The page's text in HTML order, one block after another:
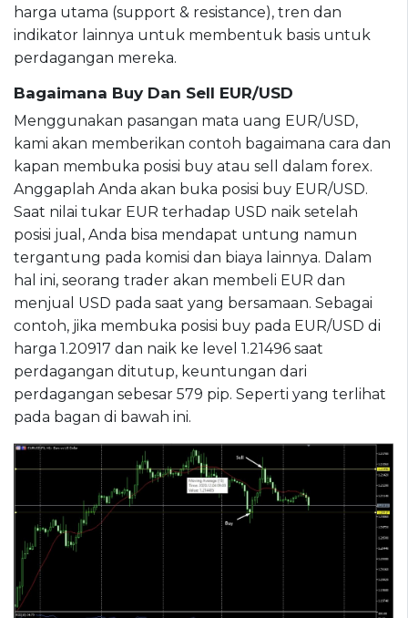
harga utama (support & resistance), tren dan
indikator lainnya untuk membentuk basis untuk
perdagangan mereka.
Bagaimana Buy Dan Sell EUR/USD
Menggunakan pasangan mata uang EUR/USD,
kami akan memberikan contoh bagaimana cara dan
kapan membuka posisi buy atau sell dalam forex.
Anggaplah Anda akan buka posisi buy EUR/USD.
Saat nilai tukar EUR terhadap USD naik setelah
posisi jual, Anda bisa mendapat untung namun
tergantung pada komisi dan biaya lainnya. Dalam
hal ini, seorang trader akan membeli EUR dan
menjual USD pada saat yang bersamaan. Sebagai
contoh, jika membuka posisi buy pada EUR/USD di
harga 1.20917 dan naik ke level 1.21496 saat
perdagangan ditutup, keuntungan dari
perdagangan sebesar 579 pip. Seperti yang terlihat
pada bagan di bawah ini.